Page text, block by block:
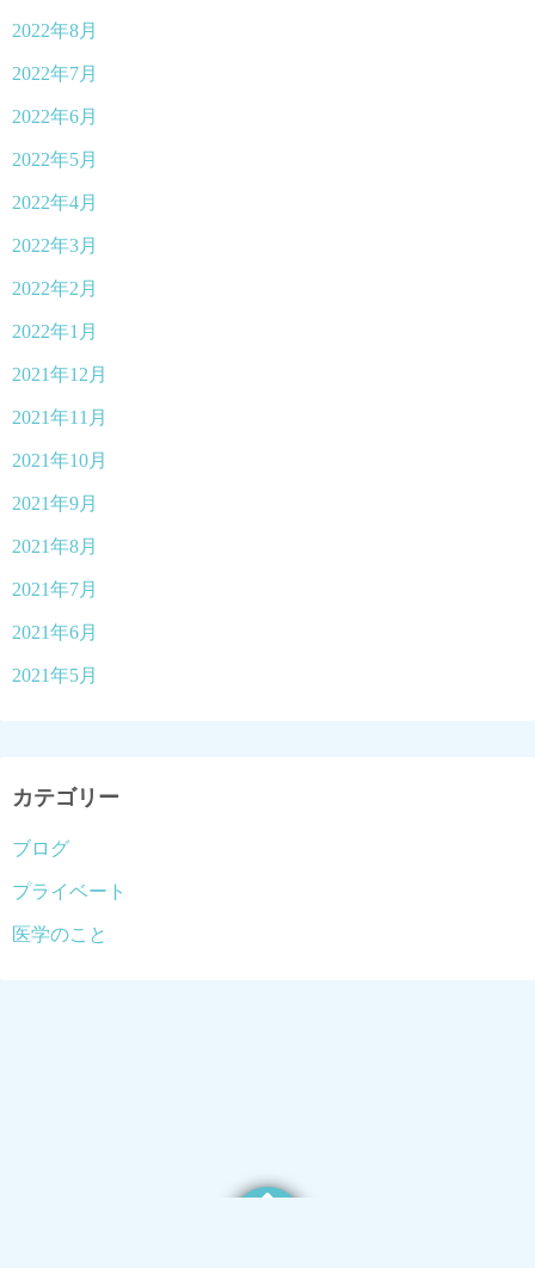
2022年8月
2022年7月
2022年6月
2022年5月
2022年4月
2022年3月
2022年2月
2022年1月
2021年12月
2021年11月
2021年10月
2021年9月
2021年8月
2021年7月
2021年6月
2021年5月
カテゴリー
ブログ
プライベート
医学のこと